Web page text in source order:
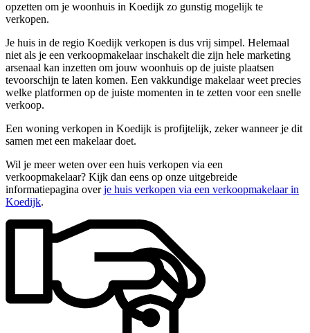
opzetten om je woonhuis in Koedijk zo gunstig mogelijk te
verkopen.
Je huis in de regio Koedijk verkopen is dus vrij simpel. Helemaal
niet als je een verkoopmakelaar inschakelt die zijn hele marketing
arsenaal kan inzetten om jouw woonhuis op de juiste plaatsen
tevoorschijn te laten komen. Een vakkundige makelaar weet precies
welke platformen op de juiste momenten in te zetten voor een snelle
verkoop.
Een woning verkopen in Koedijk is profijtelijk, zeker wanneer je dit
samen met een makelaar doet.
Wil je meer weten over een huis verkopen via een
verkoopmakelaar? Kijk dan eens op onze uitgebreide
informatiepagina overje huis verkopen via een verkoopmakelaar in
Koedijk.